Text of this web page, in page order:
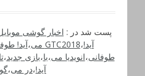
پست شد در : اخبار گوشی
آید!،GTC2018 می ،آید!
طوفانی،انویدیا می،با،بازی جدید،
آید!،در می،